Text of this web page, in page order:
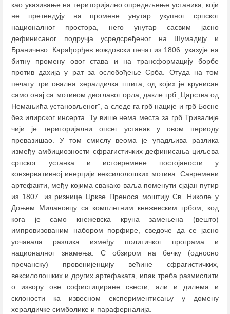
као указивање на територијално опредељење устаника, који
не претендују на промене унутар укупног српског
националног простора, него унутар сасвим јасно
дефинисаног подручја усредсређеног на Шумадију и
Браничево. Карађорђев вождовски печат из 1806. указује на
битну промену овог става и на трансформацију борбе
против дахија у рат за ослобођење Срба. Отуда на том
печату три овална хералдичка штита, од којих је крунисан
само онај са мотивом двоглавог орла, дакле грб „Царства од
Немањића установљеног", а следе га грб нације и грб Босне
без илирског инсерта. Ту више нема места за грб Тривалије
чији је територијални опсег устанак у овом периоду
превазишао. У том смислу веома је упадљива разлика
између амбициозности сфрагистичких дефинисања циљева
српског устанка и истовремене постојаности у
конзервативној инерцији вексилолошких мотива. Савремени
артефакти, међу којима свакако ваља поменути сјајан путир
из 1807. из ризнице Цркве Преноса моштију Св. Николе у
Доњем Милановцу са комплетним кнежевским грбом, код
кога је само кнежевска круна замењена (вешто)
импровизованим набором порфире, сведоче да се јасно
уочавала разлика између политичког програма и
националног знамења. С обзиром на бечку (односно
пречанску) провенијенцију већине сфрагистичких,
вексилолошких и других артефаката, ипак треба размислити
о извору ове софистициране свести, али и дилема и
склоности ка извесном експериментисању у домену
хералдичке симболике и параферналија.